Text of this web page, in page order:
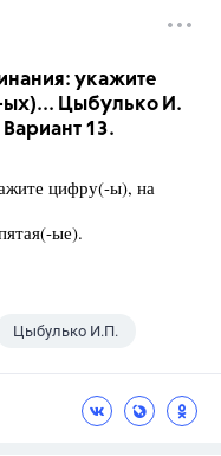
укажите
ых)... Цыбулько И.
13.
цифру(-ы), на
ые).
Цыбулько И.П.